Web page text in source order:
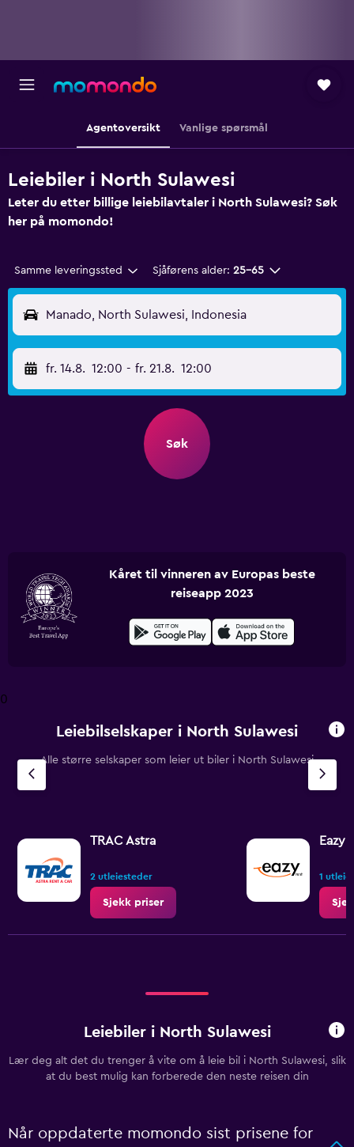
Agentoversikt Vanlige spørsmål
Leiebiler i North Sulawesi
Leter du etter billige leiebilavtaler i North Sulawesi? Søk
her på momondo!
Samme leveringssted Sjåførens alder: 25–65
Manado, North Sulawesi, Indonesia
fr. 14.8. 12:00 - fr. 21.8. 12:00
Søk
Kåret til vinneren av Europas beste
reiseapp 2023
0
Leiebilselskaper i North Sulawesi
Alle større selskaper som leier ut biler i North Sulawesi
TRAC Astra
2 utleiesteder
Sjekk priser
1
Leiebiler i North Sulawesi
Lær deg alt det du trenger å vite om å leie bil i North Sulawesi, slik
at du best mulig kan forberede den neste reisen din
Når oppdaterte momondo sist prisene for